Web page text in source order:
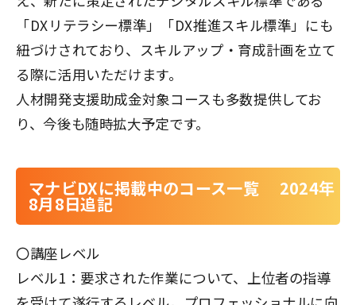
「DXリテラシー標準」「DX推進スキル標準」にも
紐づけされており、スキルアップ・育成計画を立て
る際に活用いただけます。
人材開発支援助成金対象コースも多数提供してお
り、今後も随時拡大予定です。
マナビDXに掲載中のコース一覧 2024年
8月8日追記
〇講座レベル
レベル1：要求された作業について、上位者の指導